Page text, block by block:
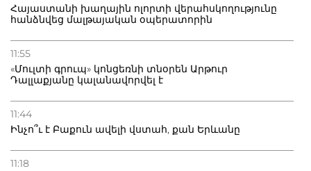
Հայաստանի խաղային ոլորտի վերահսկողությունը
հանձնվեց մալթայական օպերատորին
11:55
«Մուլտի գրուպ» կոնցեռնի տնօրեն Արթուր
Դալլաքյանը կալանավորվել է
11:44
Ինչո՞ւ է Բաքուն ավելի վստահ, քան Երևանը
11:18